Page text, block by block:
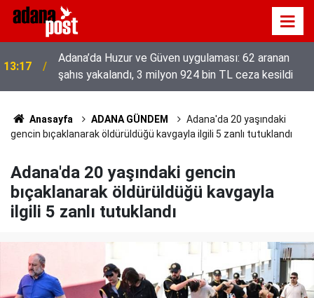
13:17
Adana’da Huzur ve Güven uygulaması: 62 aranan
şahıs yakalandı, 3 milyon 924 bin TL ceza kesildi
13:01
52 yıldır el emeğiyle üretiyor, mesleğin yok
olmamasına karşı direniyor
Anasayfa ADANA GÜNDEM
Adana'da 20 yaşındaki
gencin bıçaklanarak öldürüldüğü kavgayla ilgili 5 zanlı tutuklandı
Adana'da 20 yaşındaki gencin
bıçaklanarak öldürüldüğü kavgayla
ilgili 5 zanlı tutuklandı